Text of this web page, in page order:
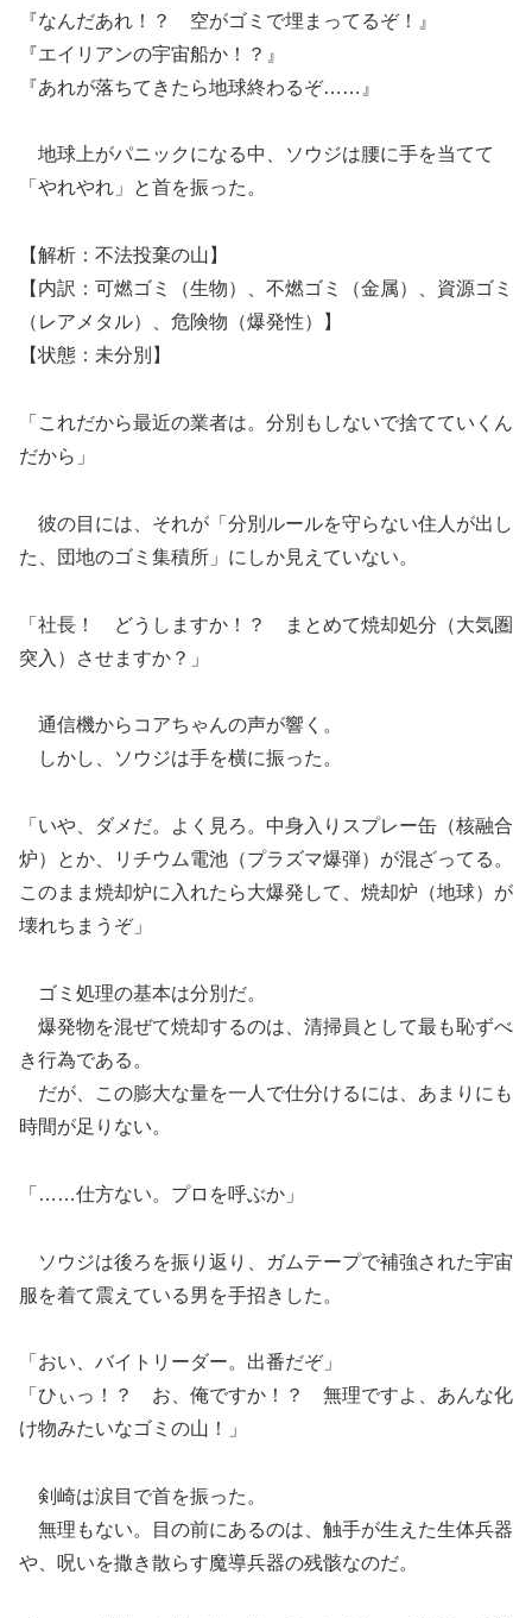
『なんだあれ！？ 空がゴミで埋まってるぞ！』
『エイリアンの宇宙船か！？』
『あれが落ちてきたら地球終わるぞ……』
地球上がパニックになる中、ソウジは腰に手を当てて
「やれやれ」と首を振った。
【解析：不法投棄の山】
【内訳：可燃ゴミ（生物）、不燃ゴミ（金属）、資源ゴミ
（レアメタル）、危険物（爆発性）】
【状態：未分別】
「これだから最近の業者は。分別もしないで捨てていくん
だから」
彼の目には、それが「分別ルールを守らない住人が出し
た、団地のゴミ集積所」にしか見えていない。
「社長！ どうしますか！？ まとめて焼却処分（大気圏
突入）させますか？」
通信機からコアちゃんの声が響く。
しかし、ソウジは手を横に振った。
「いや、ダメだ。よく見ろ。中身入りスプレー缶（核融合
炉）とか、リチウム電池（プラズマ爆弾）が混ざってる。
このまま焼却炉に入れたら大爆発して、焼却炉（地球）が
壊れちまうぞ」
ゴミ処理の基本は分別だ。
爆発物を混ぜて焼却するのは、清掃員として最も恥ずべ
き行為である。
だが、この膨大な量を一人で仕分けるには、あまりにも
時間が足りない。
「……仕方ない。プロを呼ぶか」
ソウジは後ろを振り返り、ガムテープで補強された宇宙
服を着て震えている男を手招きした。
「おい、バイトリーダー。出番だぞ」
「ひぃっ！？ お、俺ですか！？ 無理ですよ、あんな化
け物みたいなゴミの山！」
剣崎は涙目で首を振った。
無理もない。目の前にあるのは、触手が生えた生体兵器
や、呪いを撒き散らす魔導兵器の残骸なのだ。